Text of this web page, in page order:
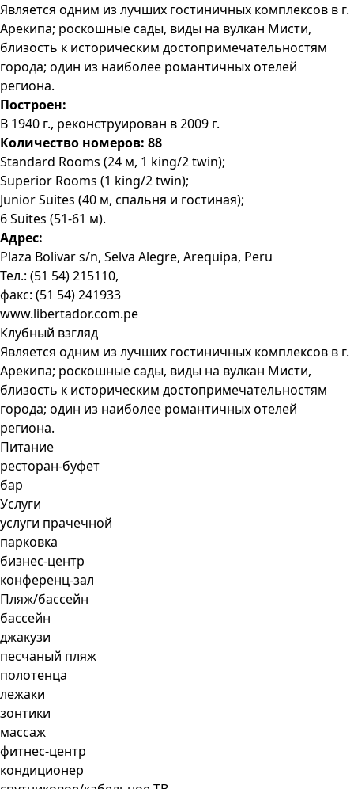
Является одним из лучших гостиничных комплексов в г.
Арекипа; роскошные сады, виды на вулкан Мисти,
близость к историческим достопримечательностям
города; один из наиболее романтичных отелей
региона.
Построен:
В 1940 г., реконструирован в 2009 г.
Количество номеров: 88
Standard Rooms (24 м, 1 king/2 twin);
Superior Rooms (1 king/2 twin);
Junior Suites (40 м, спальня и гостиная);
6 Suites (51-61 м).
Адрес:
Plaza Bolivar s/n, Selva Alegre, Arequipa, Peru
Тел.: (51 54) 215110,
факс: (51 54) 241933
www.libertador.com.pe
Клубный взгляд
Является одним из лучших гостиничных комплексов в г.
Арекипа; роскошные сады, виды на вулкан Мисти,
близость к историческим достопримечательностям
города; один из наиболее романтичных отелей
региона.
Питание
ресторан-буфет
бар
Услуги
услуги прачечной
парковка
бизнес-центр
конференц-зал
Пляж/бассейн
бассейн
джакузи
песчаный пляж
полотенца
лежаки
зонтики
массаж
фитнес-центр
кондиционер